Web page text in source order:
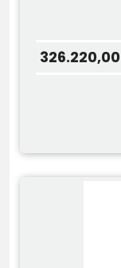
326.220,00